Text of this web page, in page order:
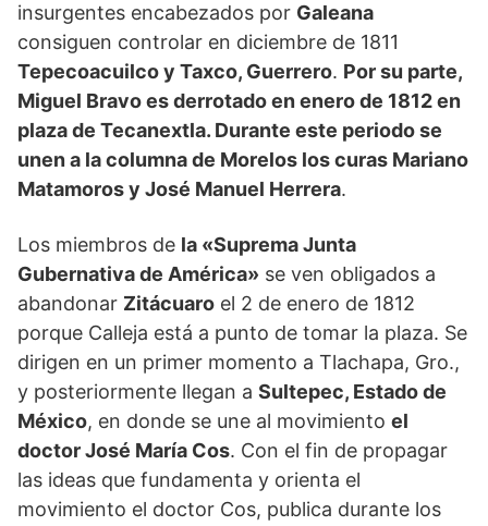
insurgentes encabezados por Galeana
consiguen controlar en diciembre de 1811
Tepecoacuilco y Taxco, Guerrero. Por su parte,
Miguel Bravo es derrotado en enero de 1812 en
plaza de Tecanextla. Durante este periodo se
unen a la columna de Morelos los curas Mariano
Matamoros y José Manuel Herrera.
Los miembros de la «Suprema Junta
Gubernativa de América» se ven obligados a
abandonar Zitácuaro el 2 de enero de 1812
porque Calleja está a punto de tomar la plaza. Se
dirigen en un primer momento a Tlachapa, Gro.,
y posteriormente llegan a Sultepec, Estado de
México, en donde se une al movimiento el
doctor José María Cos. Con el fin de propagar
las ideas que fundamenta y orienta el
movimiento el doctor Cos, publica durante los